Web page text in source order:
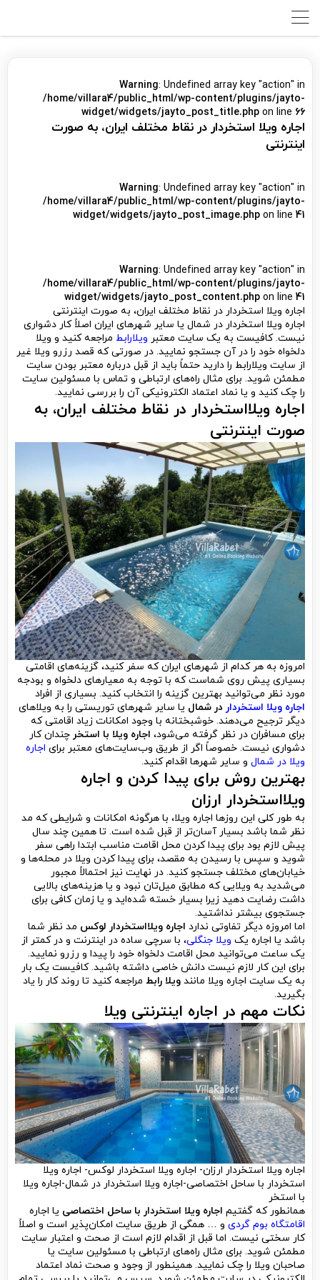
Warning: Undefined array key "action" in
/home/villara4/public_html/wp-content/plugins/jayto-
widget/widgets/jayto_post_title.php on line 66
اجاره ویلا استخردار در نقاط مختلف ایران، به صورت
اینترنتی
Warning: Undefined array key "action" in
/home/villara4/public_html/wp-content/plugins/jayto-
widget/widgets/jayto_post_image.php on line 41
Warning: Undefined array key "action" in
/home/villara4/public_html/wp-content/plugins/jayto-
widget/widgets/jayto_post_content.php on line 41
اجاره ویلا استخردار در نقاط مختلف ایران، به صورت اینترنتی
اجاره ویلا استخردار در شمال یا سایر شهرهای ایران اصلاً کار دشواری
نیست. کافیست به یک سایت معتبر ویلارابط مراجعه کنید و ویلا
دلخواه خود را در آن جستجو نمایید. در صورتی که قصد رزرو ویلا غیر
از سایت ویلارابط را دارید حتماً باید از قبل درباره معتبر بودن سایت
مطمئن شوید. برای مثال راه‌های ارتباطی و تماس با مسئولین سایت
را چک کنید و یا نماد اعتماد الکترونیکی آن را بررسی نمایید.
اجاره ویلااستخردار در نقاط مختلف ایران، به
صورت اینترنتی
امروزه به هر کدام از شهرهای ایران که سفر کنید، گزینه‌های اقامتی
بسیاری پیش روی شماست که با توجه به معیارهای دلخواه و بودجه
مورد نظر می‌توانید بهترین گزینه را انتخاب کنید. بسیاری از افراد
اجاره ویلا استخردار در شمال یا سایر شهرهای توریستی را به ویلاهای
دیگر ترجیح می‌دهند. خوشبختانه با وجود امکانات زیاد اقامتی که
برای مسافران در نظر گرفته می‌شود، اجاره ویلا با استخر چندان کار
دشواری نیست. خصوصاً اگر از طریق وب‌سایت‌های معتبر برای اجاره
ویلا در شمال و سایر شهرها اقدام کنید.
بهترین روش برای پیدا کردن و اجاره
ویلااستخردار ارزان
به طور کلی این روزها اجاره ویلا، با هرگونه امکانات و شرایطی که مد
نظر شما باشد بسیار آسان‌تر از قبل شده است. تا همین چند سال
پیش لازم بود برای پیدا کردن محل اقامت مناسب ابتدا راهی سفر
شوید و سپس با رسیدن به مقصد، برای پیدا کردن ویلا در محله‌ها و
خیابان‌های مختلف جستجو کنید. در نهایت نیز احتمالاً مجبور
می‌شدید به ویلایی که مطابق میل‌تان نبود و یا هزینه‌های بالایی
داشت رضایت دهید زیرا بسیار خسته شده‌اید و یا زمان کافی برای
جستجوی بیشتر نداشتید.
اما امروزه دیگر تفاوتی ندارد اجاره ویلااستخردار لوکس مد نظر شما
باشد یا اجاره یک ویلا جنگلی، با سرچی ساده در اینترنت و در کمتر از
یک ساعت می‌توانید محل اقامت دلخواه خود را پیدا و رزرو نمایید.
برای این کار لازم نیست دانش خاصی داشته باشید. کافیست یک بار
به یک سایت اجاره ویلا مانند ویلا رابط مراجعه کنید تا روند کار را یاد
بگیرید.
نکات مهم در اجاره اینترنتی ویلا
اجاره ویلا استخردار ارزان- اجاره ویلا استخردار لوکس- اجاره ویلا
استخردار با ساحل اختصاصی-اجاره ویلا استخردار در شمال-اجاره ویلا
با استخر
همانطور که گفتیم اجاره ویلا استخردار با ساحل اختصاصی یا اجاره
اقامتگاه بوم گردی و … همگی از طریق سایت امکان‌پذیر است و اصلاً
کار سختی نیست. اما قبل از اقدام لازم است از صحت و اعتبار سایت
مطمئن شوید. برای مثال راه‌های ارتباطی با مسئولین سایت یا
صاحبان ویلا را چک نمایید. همینطور از وجود و صحت نماد اعتماد